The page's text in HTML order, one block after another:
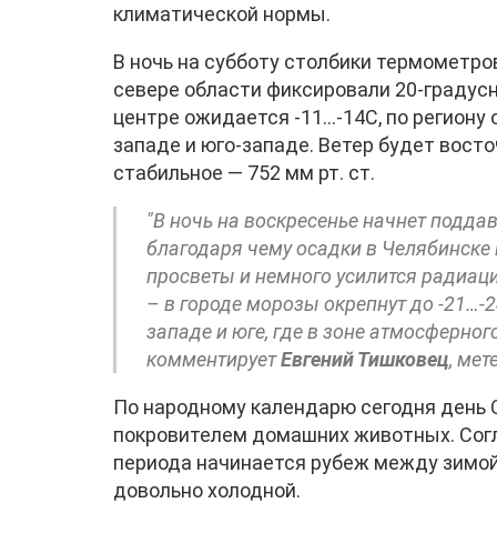
климатической нормы.
В ночь на субботу столбики
севере области фиксировали 20-
центре ожидается -11…-14С, по
западе и юго-западе. Ветер будет
стабильное — 752 мм рт. ст.
"В ночь на воскресенье начнет
благодаря чему осадки в
просветы и немного усилится
– в городе морозы окрепнут до -21…-
западе и юге, где в зоне
комментируетЕвгений Тишковец,
По народному календарю сегодня день
покровителем домашних животных.
периода начинается рубеж между
довольно холодной.